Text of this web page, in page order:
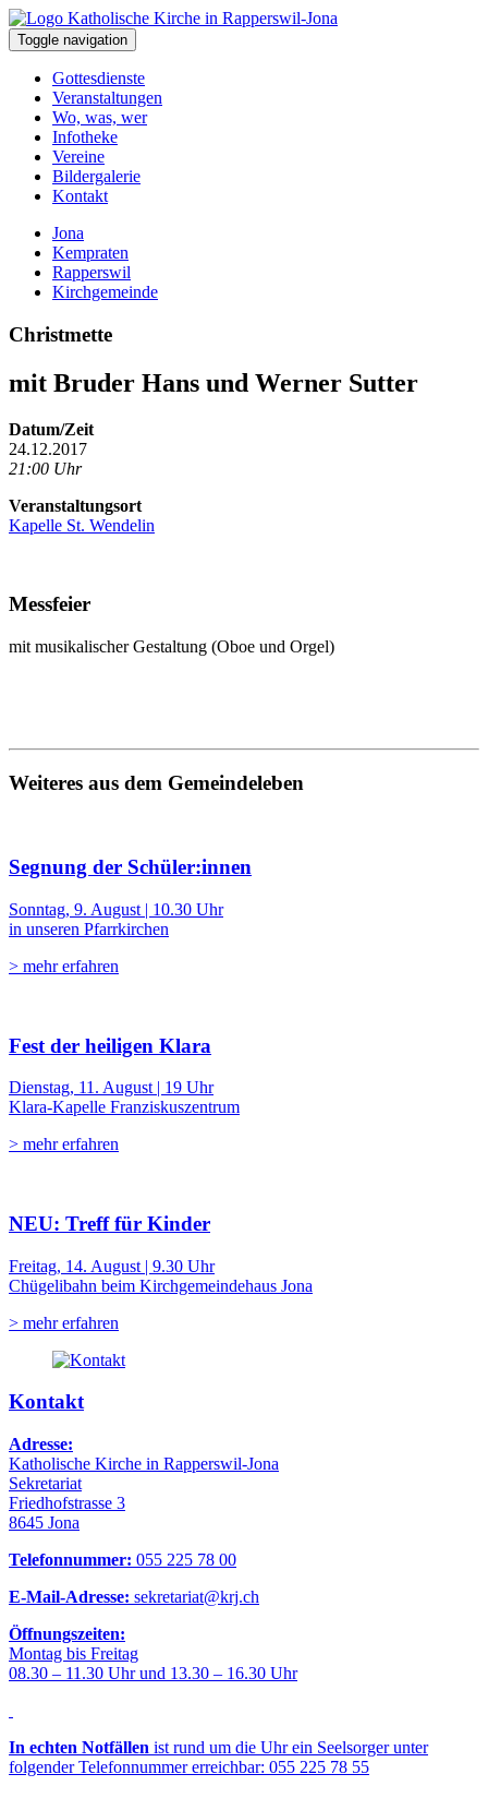
Toggle navigation
Gottesdienste
Veranstaltungen
Wo, was, wer
Infotheke
Vereine
Bildergalerie
Kontakt
Jona
Kempraten
Rapperswil
Kirchgemeinde
Christmette
mit Bruder Hans und Werner Sutter
Datum/Zeit
24.12.2017
21:00 Uhr
Veranstaltungsort
Kapelle St. Wendelin
Messfeier
mit musikalischer Gestaltung (Oboe und Orgel)
Weiteres aus dem Gemeindeleben
Segnung der Schüler:innen
Sonntag, 9. August | 10.30 Uhr
in unseren Pfarrkirchen
> mehr erfahren
Fest der heiligen Klara
Dienstag, 11. August | 19 Uhr
Klara-Kapelle Franziskuszentrum
> mehr erfahren
NEU: Treff für Kinder
Freitag, 14. August | 9.30 Uhr
Chügelibahn beim Kirchgemeindehaus Jona
> mehr erfahren
Kontakt
Adresse:
Katholische Kirche in Rapperswil-Jona
Sekretariat
Friedhofstrasse 3
8645 Jona
Telefonnummer: 055 225 78 00
E-Mail-Adresse: sekretariat@krj.ch
Öffnungszeiten:
Montag bis Freitag
08.30 – 11.30 Uhr und 13.30 – 16.30 Uhr
In echten Notfällen ist rund um die Uhr ein Seelsorger unter
folgender Telefonnummer erreichbar: 055 225 78 55